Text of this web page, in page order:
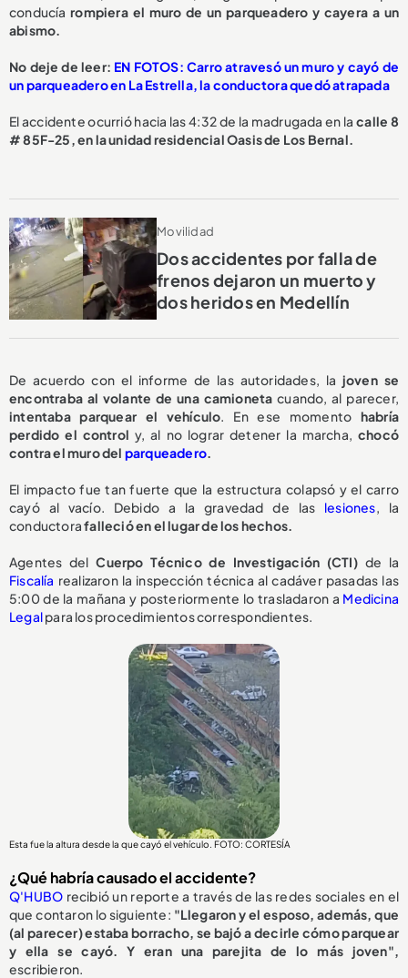
conducíarompiera el muro de un parqueadero y cayera a un
abismo.
No deje de leer: EN FOTOS: Carro atravesó un muro y cayó de
un parqueadero en La Estrella, la conductora quedó atrapada
El accidente ocurrió hacia las 4:32 de la madrugada en lacalle 8
# 85F-25, en la unidad residencial Oasis de Los Bernal.
Movilidad
Dos accidentes por falla de
frenos dejaron un muerto y
dos heridos en Medellín
De acuerdo con el informe de las autoridades, la joven se
encontraba al volante de una camioneta cuando, al parecer,
intentaba parquear el vehículo. En ese momento habría
perdido el control y, al no lograr detener la marcha, chocó
contra el muro del parqueadero.
El impacto fue tan fuerte que la estructura colapsó y el carro
cayó al vacío. Debido a la gravedad de las lesiones, la
conductorafalleció en el lugar de los hechos.
Agentes delCuerpo Técnico de Investigación (CTI)de la
Fiscalía realizaron la inspección técnica al cadáver pasadas las
5:00 de la mañana y posteriormente lo trasladaron a Medicina
Legalpara los procedimientos correspondientes.
Esta fue la altura desde la que cayó el vehículo. FOTO: CORTESÍA
¿Qué habría causado el accidente?
Q'HUBO recibió un reporte a través de las redes sociales en el
que contaron lo siguiente: "Llegaron y el esposo, además, que
(al parecer) estaba borracho, se bajó a decirle cómo parquear
y ella se cayó. Y eran una parejita de lo más joven",
escribieron.